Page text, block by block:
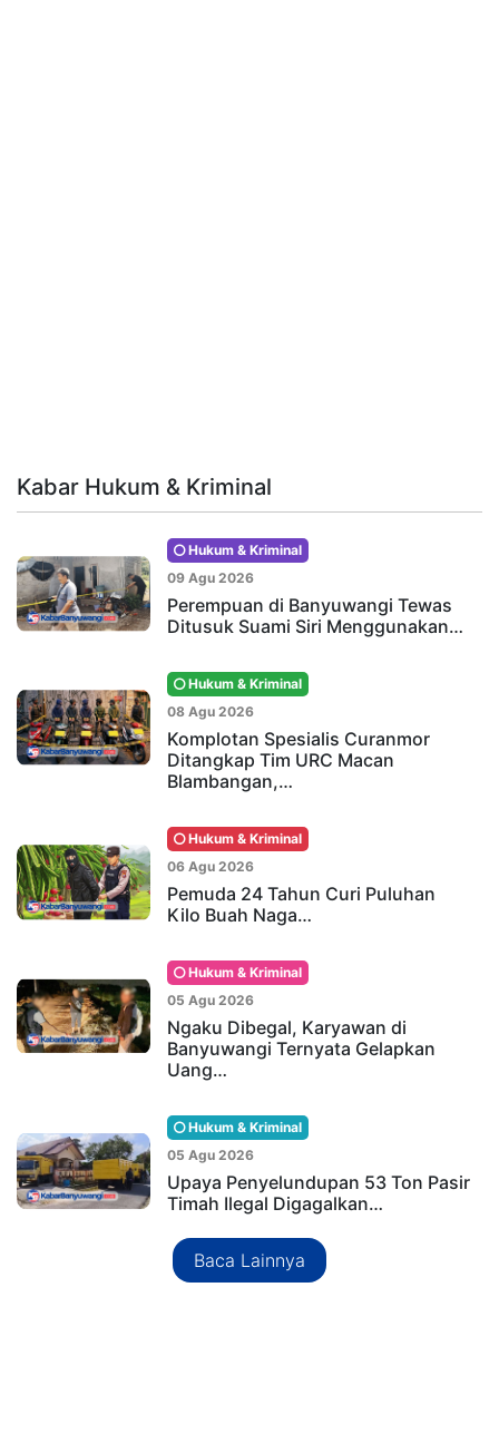
Kabar Hukum & Kriminal
Hukum & Kriminal
09 Agu 2026
Perempuan di Banyuwangi Tewas
Ditusuk Suami Siri Menggunakan…
Hukum & Kriminal
08 Agu 2026
Komplotan Spesialis Curanmor
Ditangkap Tim URC Macan
Blambangan,…
Hukum & Kriminal
06 Agu 2026
Pemuda 24 Tahun Curi Puluhan
Kilo Buah Naga…
Hukum & Kriminal
05 Agu 2026
Ngaku Dibegal, Karyawan di
Banyuwangi Ternyata Gelapkan
Uang…
Hukum & Kriminal
05 Agu 2026
Upaya Penyelundupan 53 Ton Pasir
Timah Ilegal Digagalkan…
Baca Lainnya